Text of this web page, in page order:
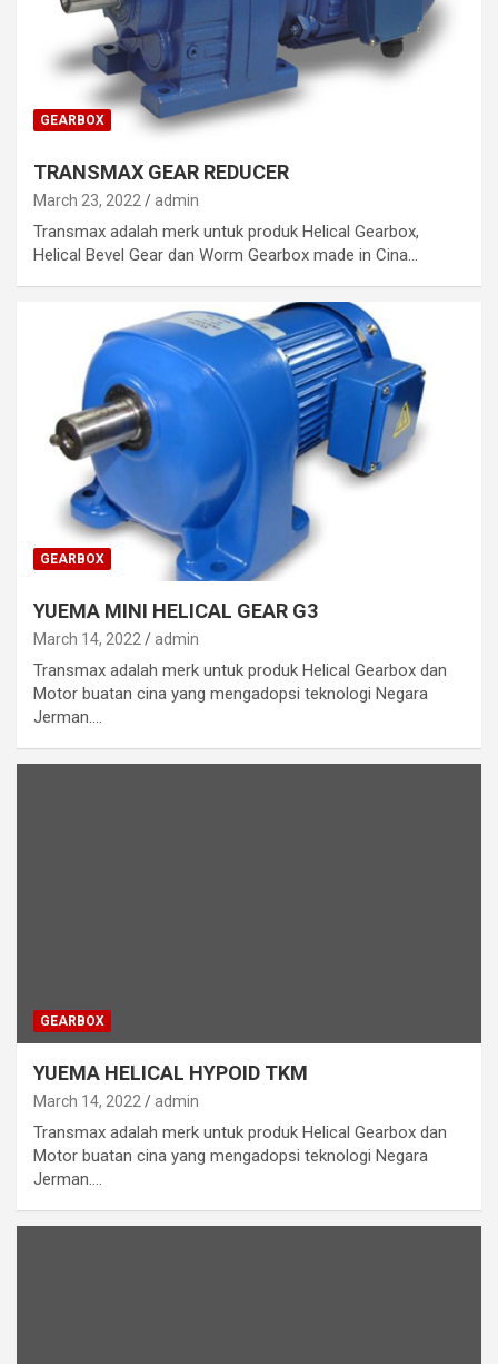
GEARBOX
TRANSMAX GEAR REDUCER
March 23, 2022 admin
Transmax adalah merk untuk produk Helical Gearbox,
Helical Bevel Gear dan Worm Gearbox made in Cina…
GEARBOX
YUEMA MINI HELICAL GEAR G3
March 14, 2022 admin
Transmax adalah merk untuk produk Helical Gearbox dan
Motor buatan cina yang mengadopsi teknologi Negara
Jerman.…
GEARBOX
YUEMA HELICAL HYPOID TKM
March 14, 2022 admin
Transmax adalah merk untuk produk Helical Gearbox dan
Motor buatan cina yang mengadopsi teknologi Negara
Jerman.…